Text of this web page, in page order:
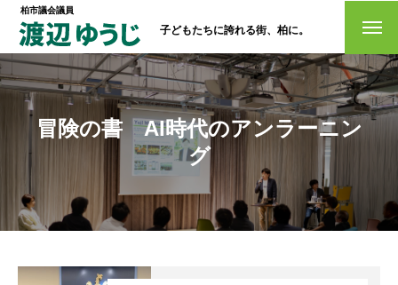
柏市議会議員
子どもたちに誇れる街、柏に。
トップページ
政策
経歴・プロフィール
活動情報
冒険の書 AI時代のアンラーニン
グ